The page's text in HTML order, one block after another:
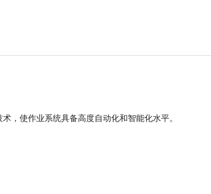
，使作业系统具备高度自动化和智能化水平。